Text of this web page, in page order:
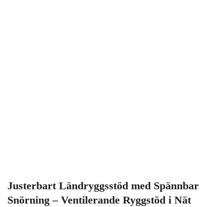
Justerbart Ländryggsstöd med Spännbar
Snörning – Ventilerande Ryggstöd i Nät